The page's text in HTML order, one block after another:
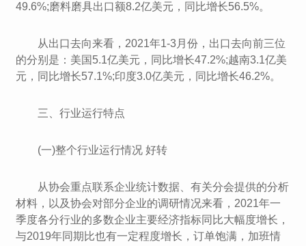
49.6%;磨料磨具出口额8.2亿美元，同比增长56.5%。
从出口去向来看，2021年1-3月份，出口去向前三位
的分别是：美国5.1亿美元，同比增长47.2%;越南3.1亿美
元，同比增长57.1%;印度3.0亿美元，同比增长46.2%。
三、行业运行特点
(一)整个行业运行情况 好转
从协会重点联系企业统计数据、有关分会提供的分析
材料，以及协会对部分企业的调研情况来看，2021年一
季度各分行业的多数企业主要经济指标同比大幅度增长，
与2019年同期比也有一定程度增长，订单饱满，加班情